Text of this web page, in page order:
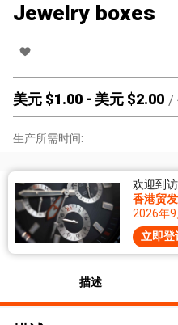
Jewelry boxes
美元 $1.00 - 美元 $2.00 /
生产所需时间:
欢迎到
香港贸
2026年9
立即登
描述